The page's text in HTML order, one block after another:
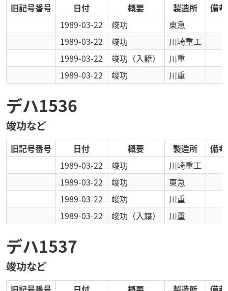
旧記号番号 日付 概要 製造所
備
1989-03-22
竣功
東急
1989-03-22
竣功
川崎重工
1989-03-22
竣功 （入籍）
川重
1989-03-22
竣功 川重
デハ1536
竣功など
旧記号番号 日付 概要 製造所
備
1989-03-22
竣功
川崎重工
1989-03-22
竣功
東急
1989-03-22
竣功
川重
1989-03-22
竣功 （入籍） 川重
デハ1537
竣功など